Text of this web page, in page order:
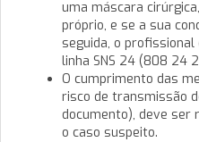
uma máscara
próprio, e se a sua
seguida, o
linha SNS 24 (808 24
O cumprimento das
risco de transmissão
documento), deve ser
o caso suspeito.